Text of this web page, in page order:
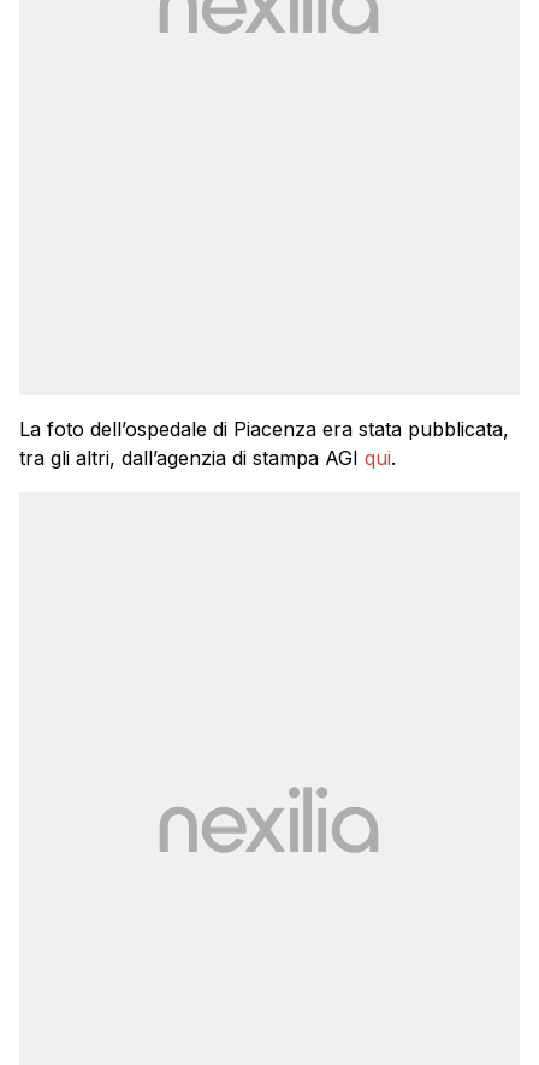
La foto dell’ospedale di Piacenza era stata pubblicata,
tra gli altri, dall’agenzia di stampa AGI qui.